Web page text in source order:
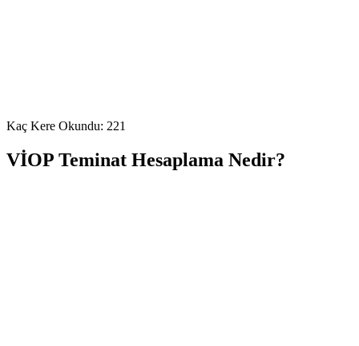
Kaç Kere Okundu: 221
VİOP Teminat Hesaplama Nedir?